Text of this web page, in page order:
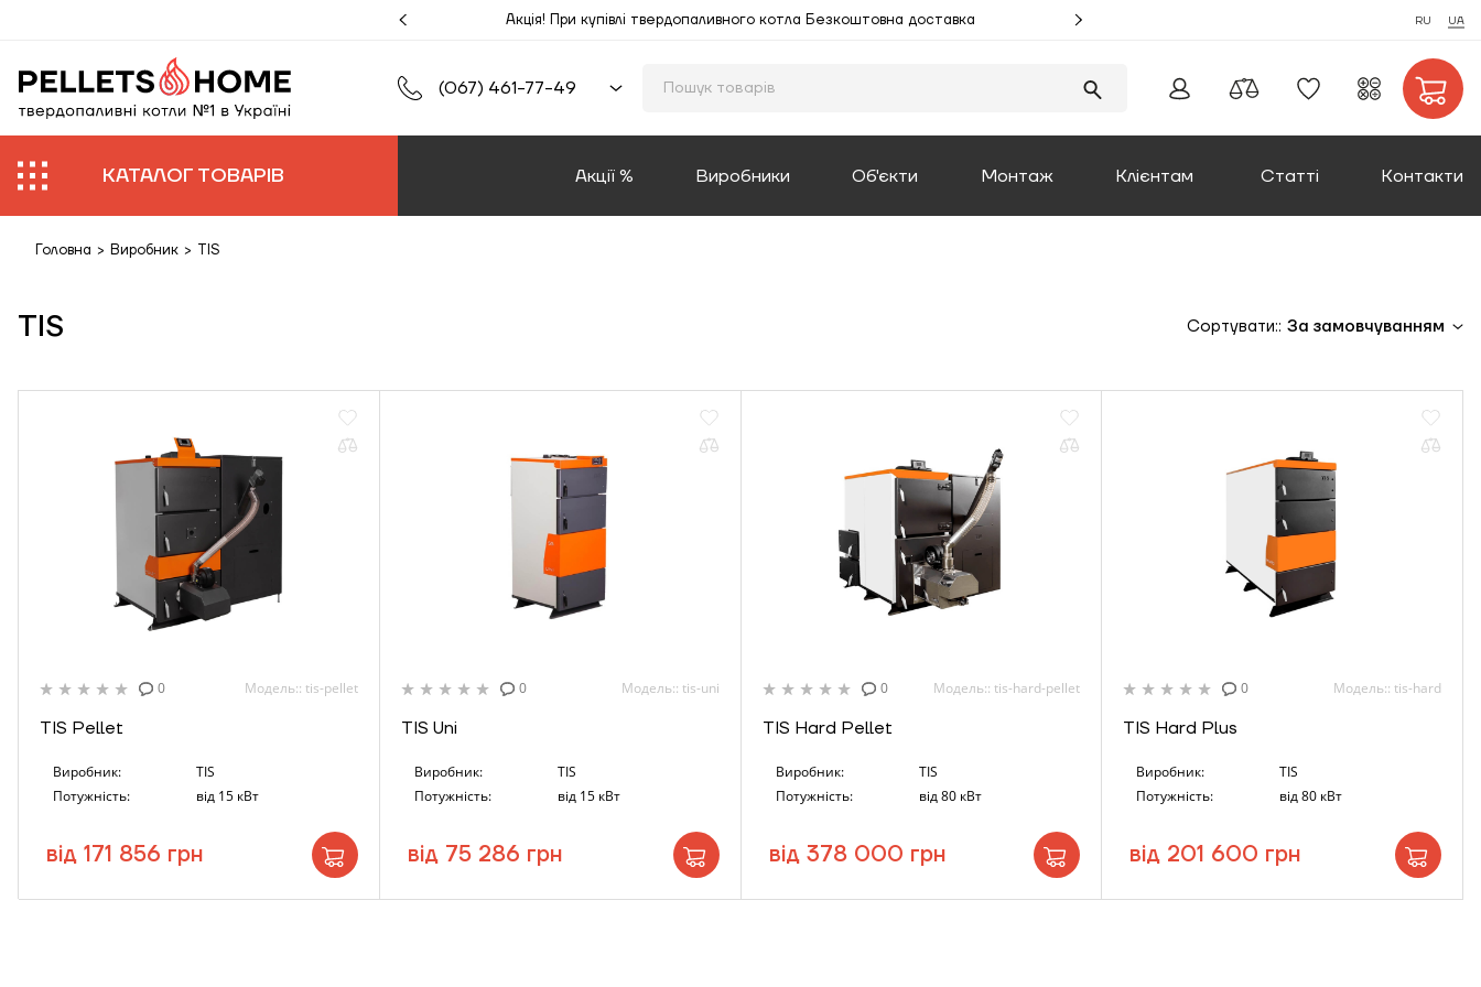
Акція! При купівлі твердопаливного котла Безкоштовна доставка Акція! Замовляйте монтаж котлів та отримуйте
RU UA
(067) 461-77-49
КАТАЛОГ ТОВАРІВ Акції % Виробники Об'єкти Монтаж Клієнтам
Повернення товару
Статті Контакти
Головна > Виробник > TIS
TIS Сортувати:: За замовчуванням
0 Модель:: tis-pellet
TIS Pellet
Виробник:
TIS
Потужність:
від 15 кВт
від 171 856 грн
0 Модель:: tis-uni
TIS Uni
Виробник:
TIS
Потужність:
від 15 кВт
від 75 286 грн
0 Модель:: tis-hard-pellet
TIS Hard Pellet
Виробник:
TIS
Потужність:
від 80 кВт
від 378 000 грн
0 Модель:: tis-hard
TIS Hard Plus
Виробник:
TIS
Потужність:
від 80 кВт
від 201 600 грн
Зворотній дзвінок
Надіслати
ЗАМОВИТИ ПОСЛУГУ МОНТАЖУ